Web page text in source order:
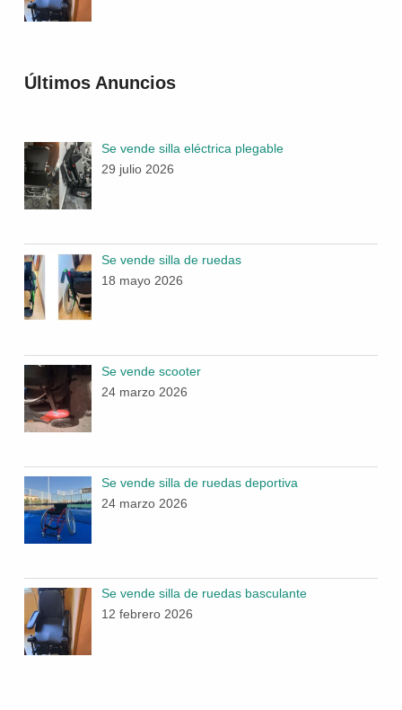
Últimos Anuncios
Se vende silla eléctrica plegable
29 julio 2026
Se vende silla de ruedas
18 mayo 2026
Se vende scooter
24 marzo 2026
Se vende silla de ruedas deportiva
24 marzo 2026
Se vende silla de ruedas basculante
12 febrero 2026